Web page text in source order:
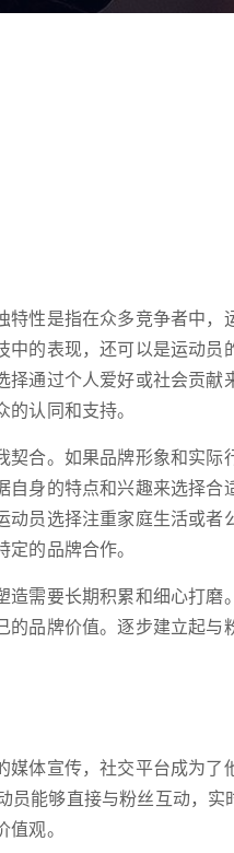
性是指在众多竞争者中，
的表现，还可以是运动员
通过个人爱好或社会贡献
认同和支持。
合。如果品牌形象和实际
身的特点和兴趣来选择
员选择注重家庭生活或者
的品牌合作。
需要长期积累和细心打磨
品牌价值。逐步建立起与
体宣传，社交平台成为了
能够直接与粉丝互动，实
观。